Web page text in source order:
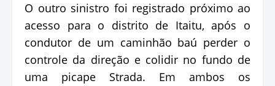
O outro sinistro foi registrado próximo ao
acesso para o distrito de Itaitu, após o
condutor de um caminhão baú perder o
controle da direção e colidir no fundo de
uma picape Strada. Em ambos os